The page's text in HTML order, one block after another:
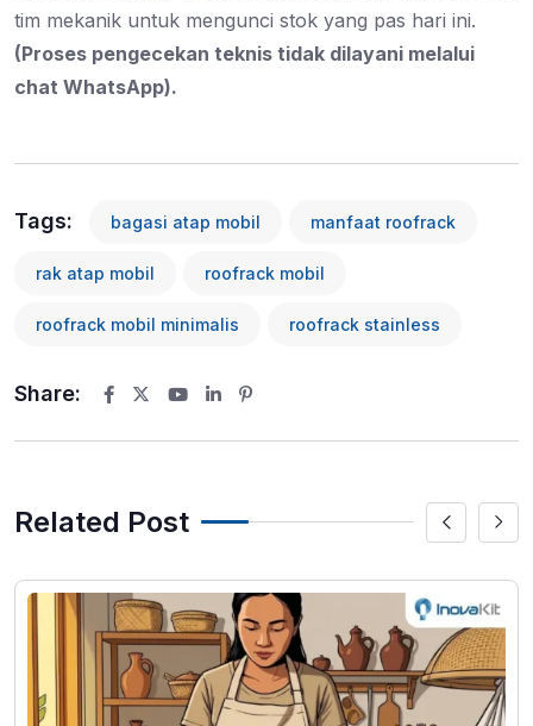
tim mekanik untuk mengunci stok yang pas hari ini.
(Proses pengecekan teknis tidak dilayani melalui
chat WhatsApp).
Tags: bagasi atap mobil manfaat roofrack
rak atap mobil roofrack mobil
roofrack mobil minimalis roofrack stainless
Share:
Youtube
LinkedIn
Related Post